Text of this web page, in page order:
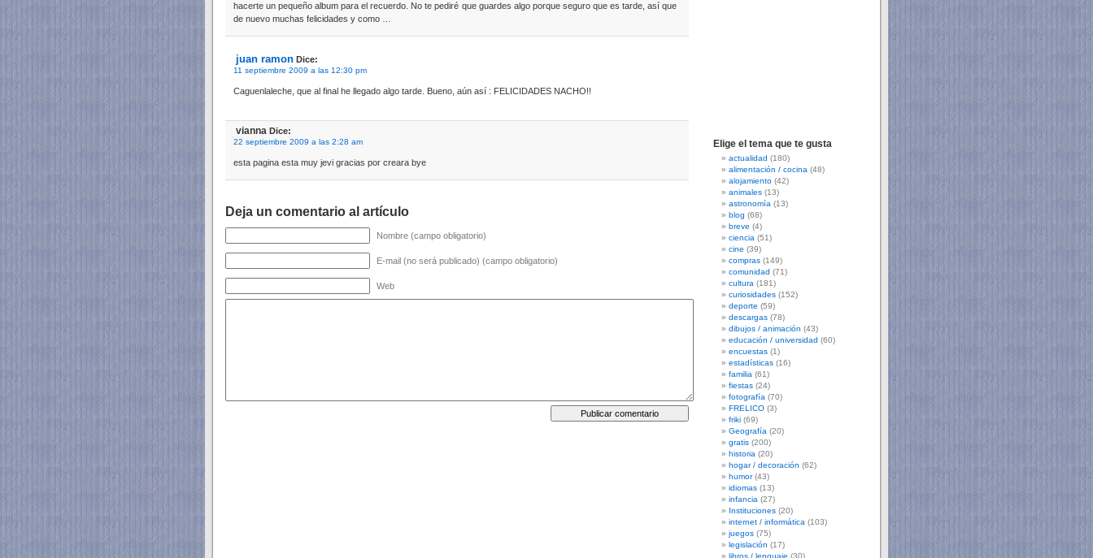
hacerte un pequeño album para el recuerdo. No te pediré que guardes algo porque seguro que es tarde, así que
de nuevo muchas felicidades y como …
juan ramon Dice:
11 septiembre 2009 a las 12:30 pm
Caguenlaleche, que al final he llegado algo tarde. Bueno, aún así : FELICIDADES NACHO!!
vianna Dice:
22 septiembre 2009 a las 2:28 am
esta pagina esta muy jevi gracias por creara bye
Deja un comentario al artículo
Nombre (campo obligatorio)
E-mail (no será publicado) (campo obligatorio)
Web
Elige el tema que te gusta
actualidad (180)
alimentación / cocina (48)
alojamiento (42)
animales (13)
astronomía (13)
blog (68)
breve (4)
ciencia (51)
cine (39)
compras (149)
comunidad (71)
cultura (181)
curiosidades (152)
deporte (59)
descargas (78)
dibujos / animación (43)
educación / universidad (60)
encuestas (1)
estadísticas (16)
familia (61)
fiestas (24)
fotografía (70)
FRELICO (3)
friki (69)
Geografía (20)
gratis (200)
historia (20)
hogar / decoración (62)
humor(43)
idiomas (13)
infancia (27)
Instituciones (20)
internet / informática (103)
juegos (75)
legislación (17)
libros / lenguaje (30)